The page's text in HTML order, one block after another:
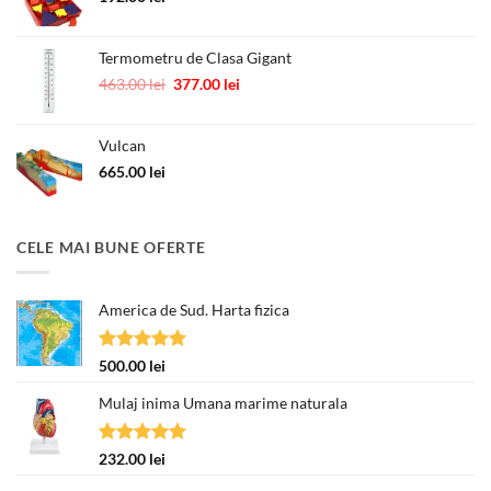
Termometru de Clasa Gigant
463.00lei Prețul
377.00 lei
Vulcan
665.00 lei
CELE MAI BUNE OFERTE
America de Sud. Harta fizica
Evaluat la
500.00 lei
Mulaj inima Umana marime naturala
Evaluat la
232.00 lei